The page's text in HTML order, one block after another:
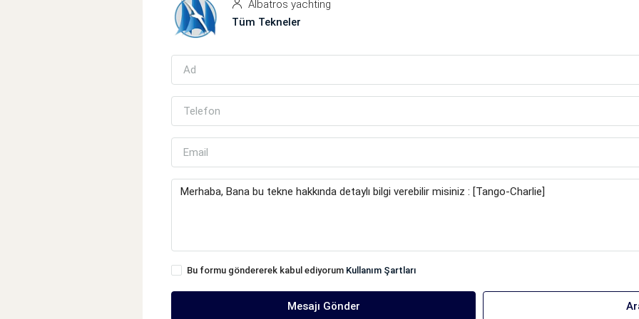
Albatros yachting
Tüm Tekneler
Bu formu göndererek kabul ediyorum Kullanım Şartları
Mesajı Gönder